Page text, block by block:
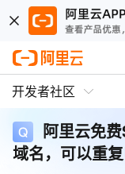
开发者社区
阿里云免
域名，可以重